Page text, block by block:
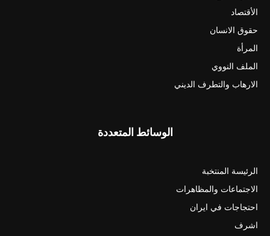
الأقتصاد
حقوق الانسان
المرأة
الملف النووي
الارهاب والتطرف الديني
الوسائط المتعددة
الرئيسة المنتخبة
الاجتماعات والمظاهرات
احتجاجات في ايران
اشرف